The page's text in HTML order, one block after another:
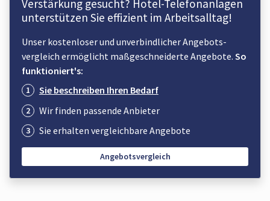
Verstärkung gesucht? Hotel-Telefon­anlagen
unterstützen Sie effizient im Arbeits­alltag!
Unser kosten­loser und unverbindlicher Angebots­
vergleich ermöglicht maßge­schneiderte Angebote. So
funktioniert's:
Sie beschreiben Ihren Bedarf
Wir finden passende Anbieter
Sie erhalten vergleichbare Angebote
Angebotsvergleich